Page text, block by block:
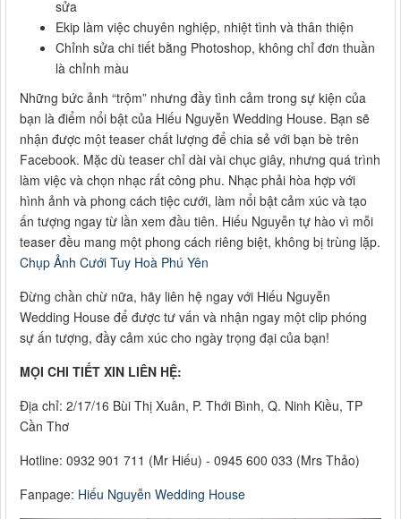
sửa
Ekip làm việc chuyên nghiệp, nhiệt tình và thân thiện
Chỉnh sửa chi tiết bằng Photoshop, không chỉ đơn thuần
là chỉnh màu
Những bức ảnh “trộm” nhưng đầy tình cảm trong sự kiện của
bạn là điểm nổi bật của Hiếu Nguyễn Wedding House. Bạn sẽ
nhận được một teaser chất lượng để chia sẻ với bạn bè trên
Facebook. Mặc dù teaser chỉ dài vài chục giây, nhưng quá trình
làm việc và chọn nhạc rất công phu. Nhạc phải hòa hợp với
hình ảnh và phong cách tiệc cưới, làm nổi bật cảm xúc và tạo
ấn tượng ngay từ lần xem đầu tiên. Hiếu Nguyễn tự hào vì mỗi
teaser đều mang một phong cách riêng biệt, không bị trùng lặp.
Chụp Ảnh Cưới Tuy Hoà Phú Yên
Đừng chần chừ nữa, hãy liên hệ ngay với Hiếu Nguyễn
Wedding House để được tư vấn và nhận ngay một clip phóng
sự ấn tượng, đầy cảm xúc cho ngày trọng đại của bạn!
MỌI CHI TIẾT XIN LIÊN HỆ:
Địa chỉ: 2/17/16 Bùi Thị Xuân, P. Thới Bình, Q. Ninh Kiều, TP
Cần Thơ
Hotline: 0932 901 711 (Mr Hiếu) - 0945 600 033 (Mrs Thảo)
Fanpage: Hiếu Nguyễn Wedding House